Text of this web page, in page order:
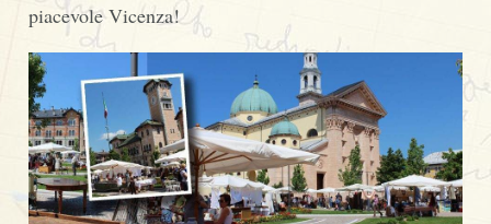
piacevole Vicenza!